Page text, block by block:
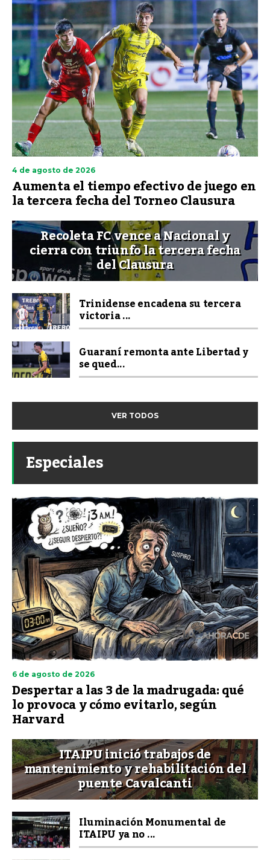
4 de agosto de 2026
Aumenta el tiempo efectivo de juego en
la tercera fecha del Torneo Clausura
Recoleta FC vence a Nacional y
cierra con triunfo la tercera fecha
del Clausura
Trinidense encadena su tercera
victoria ...
Guaraní remonta ante Libertad y
se qued...
VER TODOS
Especiales
6 de agosto de 2026
Despertar a las 3 de la madrugada: qué
lo provoca y cómo evitarlo, según
Harvard
ITAIPU inició trabajos de
mantenimiento y rehabilitación del
puente Cavalcanti
Iluminación Monumental de
ITAIPU ya no ...